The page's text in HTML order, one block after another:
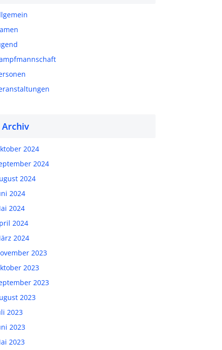
Archiv
2024
2024
2024
2024
2024
2024
2024
2023
2023
2023
2023
2023
2023
2023